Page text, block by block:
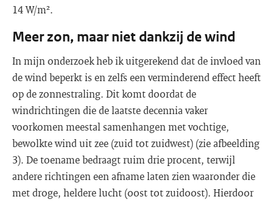
14 W/m².
Meer zon, maar niet dankzij de wind
In mijn onderzoek heb ik uitgerekend dat de invloed van
de wind beperkt is en zelfs een verminderend effect heeft
op de zonnestraling. Dit komt doordat de
windrichtingen die de laatste decennia vaker
voorkomen meestal samenhangen met vochtige,
bewolkte wind uit zee (zuid tot zuidwest) (zie afbeelding
3). De toename bedraagt ruim drie procent, terwijl
andere richtingen een afname laten zien waaronder die
met droge, heldere lucht (oost tot zuidoost). Hierdoor